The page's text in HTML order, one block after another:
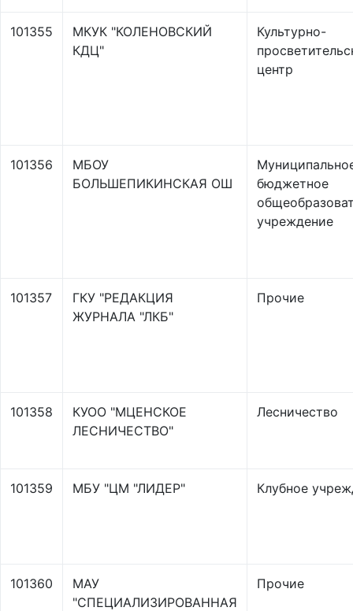
101355
МКУК "КОЛЕНОВСКИЙ
КДЦ"
Культурно-
центр
101356
МБОУ
БОЛЬШЕПИКИНСКАЯ ОШ
бюджетное
учреждение
101357
ГКУ "РЕДАКЦИЯ
ЖУРНАЛА "ЛКБ"
Прочие
101358
КУОО "МЦЕНСКОЕ
ЛЕСНИЧЕСТВО"
Лесничество
101359 МБУ "ЦМ "ЛИДЕР" Клубное
101360
МАУ
"СПЕЦИАЛИЗИРОВАННАЯ
Прочие